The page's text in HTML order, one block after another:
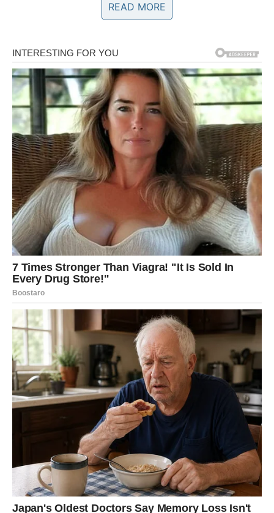
pitanje koje ti dugo stoji u grlu,
ponašanje partnera koje odjednom postane očigledno,
ili situaciju u kojoj shvatiš da ne želiš da se više
dokazuješ.
Ovo je period u kom Ovnu postaje jasno:
da li si ti nečiji izbor – ili nečija opcija.
Ako je ljubav prava, ovo će vas zbližiti. Biće to kao
skidanje teškog tereta. Kao da konačno dišeš punim
plućima, jer više nema nesigurnosti, nema “šta ako”,
nema igre.
Ali ako ljubav nije čista, istina će izaći na videlo. I tada ćeš
ti morati da odlučiš:
da li ostaješ tu gde se stalno pitaš – ili ideš tamo gde si
miran.
I znaj: tvoj mir postaje važniji od bilo čije pažnje.
Ako si slobodan
Slobodnom Ovnu sudbina često pošalje istinu u obliku
osobe koja se pojavi baš onda kada kažeš: “Ma nema
šanse da se više vezujem.”
Moguće je:
da ti se javi neko iz prošlosti, ali ne da se igra – nego da
konačno prizna,
READ MORE